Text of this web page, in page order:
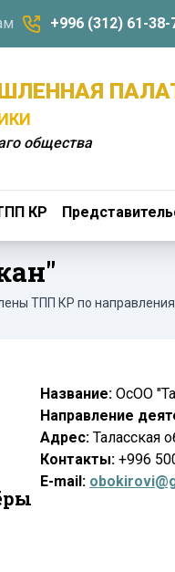
+996 (312) 61-38-
общества
КР
ТПП КР по
Название: ОсОО
Направление
Адрес: Таласская
Контакты: +996
Е-mail: